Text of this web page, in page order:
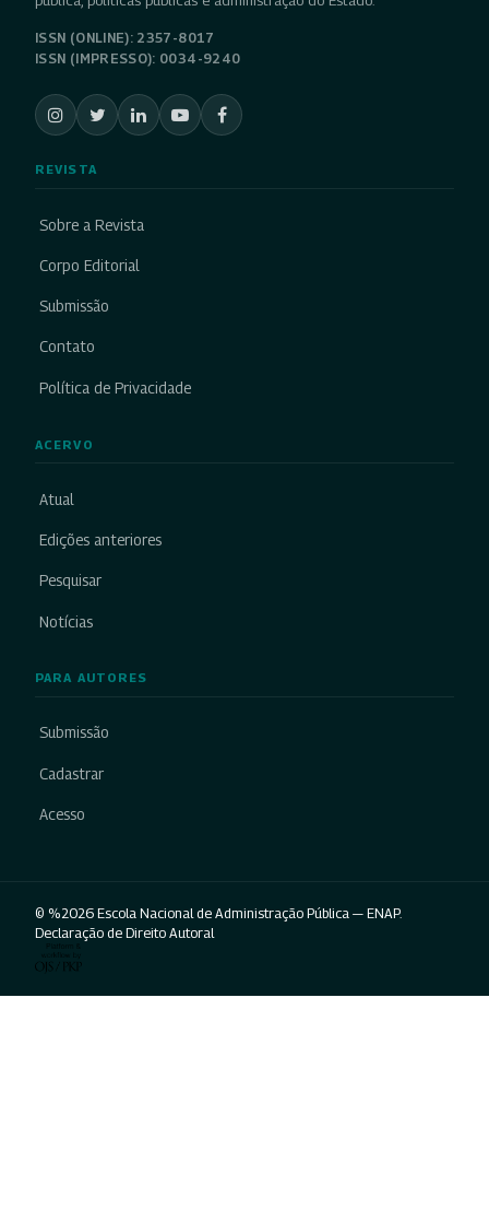
ISSN (ONLINE): 2357-8017
ISSN (IMPRESSO): 0034-9240
REVISTA
Sobre a Revista
Corpo Editorial
Submissão
Contato
Política de Privacidade
ACERVO
Atual
Edições anteriores
Pesquisar
Notícias
PARA AUTORES
Submissão
Cadastrar
Acesso
© %2026 Escola Nacional de Administração Pública — ENAP.
Declaração de Direito Autoral